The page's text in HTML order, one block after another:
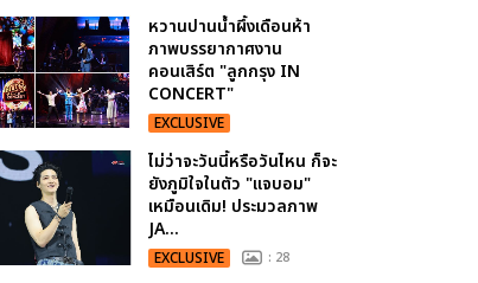
หวานปานน้ำผึ้งเดือนห้า
ภาพบรรยากาศงาน
คอนเสิร์ต "ลูกกรุง IN
CONCERT"
EXCLUSIVE
ไม่ว่าจะวันนี้หรือวันไหน ก็จะ
ยังภูมิใจในตัว "แจบอม"
เหมือนเดิม! ประมวลภาพ
JA...
EXCLUSIVE : 28